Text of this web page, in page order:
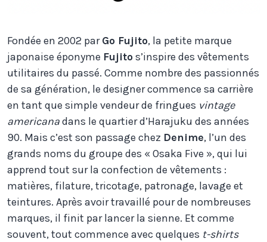
Fondée en 2002 parGo Fujito, la petite marque
japonaise éponyme Fujitos’inspire des vêtements
utilitaires du passé. Comme nombre des passionnés
de sa génération, le designer commence sa carrière
en tant que simple vendeur de fringues vintage
americanadans le quartier d’Harajuku des années
90. Mais c’est son passage chez Denime, l’un des
grands noms du groupe des « Osaka Five », qui lui
apprend tout sur la confection de vêtements :
matières, filature, tricotage, patronage, lavage et
teintures. Après avoir travaillé pour de nombreuses
marques, il finit par lancer la sienne. Et comme
souvent, tout commence avec quelques t-shirts